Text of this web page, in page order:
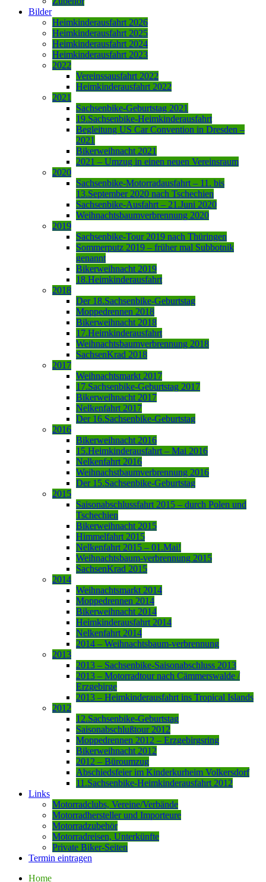
Bilder
Heimkinderausfahrt 2026
Heimkinderausfahrt 2025
Heimkinderausfahrt 2024
Heimkinderausfahrt 2023
2022
Vereinssausfahrt 2022
Heimkinderausfahrt 2022
2021
Sachsenbike-Geburtstag 2021
19.Sachsenbike-Heimkinderausfahrt
Begleitung US Car Convention in Dresden –
2021
Bikerweihnacht 2021
2021 – Umzug in einen neuen Vereinsraum
2020
Sachsenbike-Motorradausfahrt – 11. bis
13.September 2020 nach Tschechien
Sachsenbike-Ausfahrt – 21.Juni 2020
Weihnachtsbaumverbrennung 2020
2019
Sachsenbike-Tour 2019 nach Thüringen
Sommerputz 2019 – früher mal Subbotnik
genannt
Bikerweihnacht 2019
18.Heimkinderausfahrt
2018
Der 18.Sachsenbike-Geburtstag
Moppedrennen 2018
Bikerweihnacht 2018
17.Heimkinderausfahrt
Weihnachtsbaumverbrennung 2018
SachsenKrad 2018
2017
Weihnachtsmarkt 2017
17.Sachsenbike-Geburtstag 2017
Bikerweihnacht 2017
Nelkenfahrt 2017
Der 16.Sachsenbike-Geburtstag
2016
Bikerweihnacht 2016
15.Heimkinderausfahrt – Mai 2016
Nelkenfahrt 2016
Weihnachstbaumverbrennung 2016
Der 15.Sachsenbike-Geburtstag
2015
Saisonabschlussfahrt 2015 – durch Polen und
Tschechien
Bikerweihnacht 2015
Himmelfahrt 2015
Nelkenfahrt 2015 – 01.Mai!
Weihnachtsbaum-verbrennung 2015
SachsenKrad 2015
2014
Weihnachtsmarkt 2014
Moppedrennen 2014
Bikerweihnacht 2014
Heimkinderausfahrt 2014
Nelkenfahrt 2014
2014 – Weihnachtsbaum-verbrennung
2013
2013 – Sachsenbike-Saisonabschluss 2013
2013 – Motorradtour nach Cämmerswalde /
Erzgebirge
2013 – Heimkinderausfahrt ins Tropical Islands
2012
12.Sachsenbike-Geburtstag
Saisonabschlußtour 2012
Moppedrennen 2012 – Erzgebirgsring
Bikerweihnacht 2012
2012 – Büroumzug
Abschiedsfeier im Kinderkurheim Volkersdorf
11.Sachsenbike-Heimkinderausfahrt 2012
Links
Motorradclubs, Vereine/Verbände
Motorradhersteller und Importeure
Motorradzubehör
Motorradreisen, Unterkünfte
Private Biker-Seiten
Termin eintragen
Home